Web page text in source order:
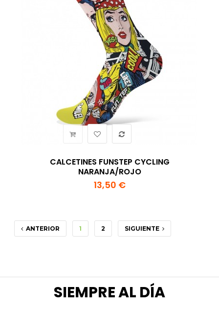
CALCETINES FUNSTEP CYCLING
NARANJA/ROJO
13,50 €
ANTERIOR 1 2 SIGUIENTE
SIEMPRE AL DÍA